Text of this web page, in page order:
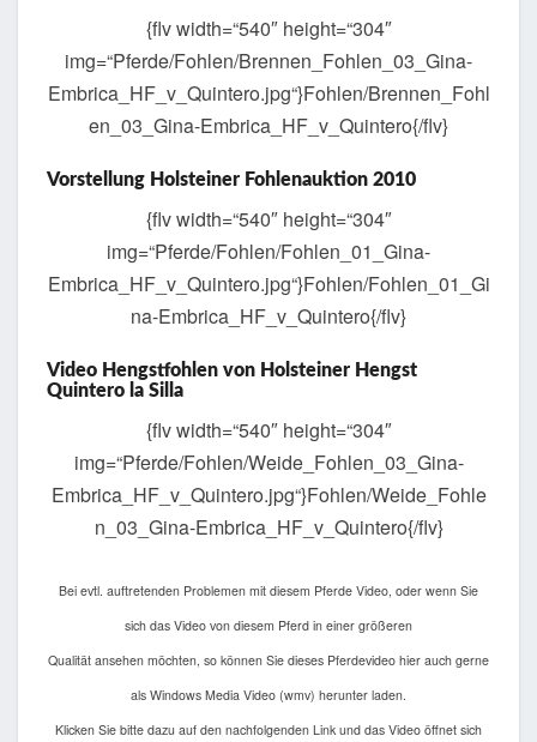
{flv width=“540″ height=“304″
img=“Pferde/Fohlen/Brennen_Fohlen_03_Gina-
Embrica_HF_v_Quintero.jpg“}Fohlen/Brennen_Fohl
en_03_Gina-Embrica_HF_v_Quintero{/flv}
Vorstellung Holsteiner Fohlenauktion 2010
{flv width=“540″ height=“304″
img=“Pferde/Fohlen/Fohlen_01_Gina-
Embrica_HF_v_Quintero.jpg“}Fohlen/Fohlen_01_Gi
na-Embrica_HF_v_Quintero{/flv}
Video Hengstfohlen von Holsteiner Hengst
Quintero la Silla
{flv width=“540″ height=“304″
img=“Pferde/Fohlen/Weide_Fohlen_03_Gina-
Embrica_HF_v_Quintero.jpg“}Fohlen/Weide_Fohle
n_03_Gina-Embrica_HF_v_Quintero{/flv}
Bei evtl. auftretenden Problemen mit diesem Pferde Video, oder wenn Sie
sich das Video von diesem Pferd in einer größeren
Qualität ansehen möchten, so können Sie dieses Pferdevideo hier auch gerne
als Windows Media Video (wmv) herunter laden.
Klicken Sie bitte dazu auf den nachfolgenden Link und das Video öffnet sich